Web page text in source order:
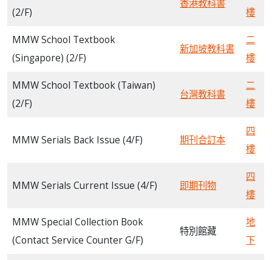
(2/F)
香港教科書
樓
MMW School Textbook
(Singapore) (2/F)
新加坡教科書
二
樓
MMW School Textbook (Taiwan)
(2/F)
台灣教科書
二
樓
MMW Serials Back Issue (4/F) 期刊合訂本
四
樓
MMW Serials Current Issue (4/F) 即期刊物
四
樓
MMW Special Collection Book
(Contact Service Counter G/F)
特別館藏
地
下